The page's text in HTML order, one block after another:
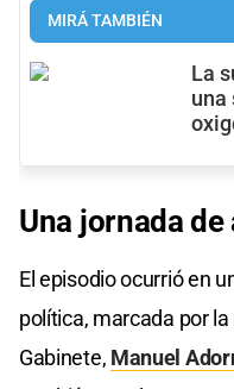
MIRÁ TAMBIÉN
La
una
Una jornada
El episodio ocurrió en
política, marcada por
Gabinete, Manuel